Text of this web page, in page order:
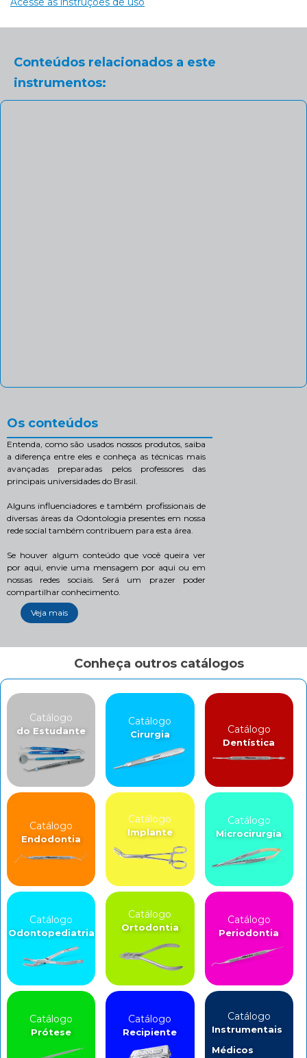
Conteúdos relacionados a este
instrumentos:
Os conteúdos
Entenda, como são usados nossos produtos, saiba
a diferença entre eles e conheça as técnicas mais
avançadas preparadas pelos professores das
principais universidades do Brasil.
Alguns influenciadores e também profissionais de
diversas áreas da Odontologia presentes em nossa
rede social também contribuem para esta área.
Se houver algum conteúdo que você queira ver
por aqui, envie uma mensagem por aqui ou em
nossas redes sociais. Será um prazer poder
compartilhar conhecimento.
Veja mais
Conheça outros catálogos
Catálogo
do Estudante
Catálogo
Cirurgia Catálogo
Dentística
Catálogo
Endodontia
Catálogo
Implante
Catálogo
Microcirurgia
Catálogo
Odontopediatria
Catálogo
Ortodontia
Catálogo
Periodontia
Catálogo
Prótese
Catálogo
Recipiente
Catálogo
Instrumentais
Médicos